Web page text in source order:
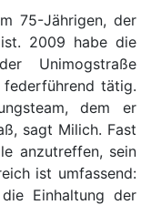
75-Jährigen, der
2009 habe die
Unimogstraße
tätig.
dem er
sagt Milich. Fast
anzutreffen, sein
ist umfassend:
Einhaltung der